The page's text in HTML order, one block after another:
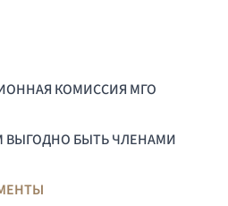
КОМИССИЯ МГО
ВЫГОДНО БЫТЬ ЧЛЕНАМИ